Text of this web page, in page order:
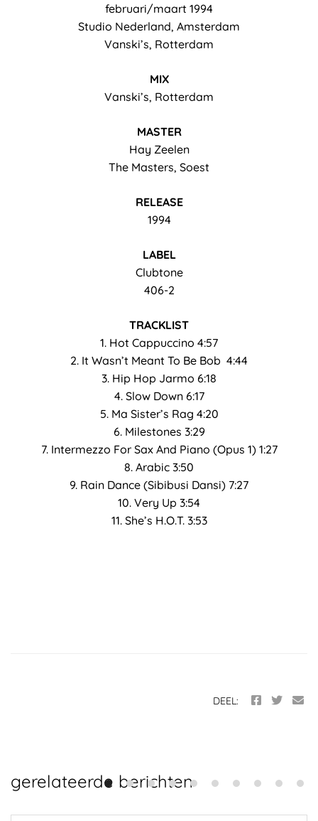
februari/maart 1994
Studio Nederland, Amsterdam
Vanski’s, Rotterdam
MIX
Vanski’s, Rotterdam
MASTER
Hay Zeelen
The Masters, Soest
RELEASE
1994
LABEL
Clubtone
406-2
TRACKLIST
1. Hot Cappuccino 4:57
2. It Wasn’t Meant To Be Bob 4:44
3. Hip Hop Jarmo 6:18
4. Slow Down 6:17
5. Ma Sister’s Rag 4:20
6. Milestones 3:29
7. Intermezzo For Sax And Piano (Opus 1) 1:27
8. Arabic 3:50
9. Rain Dance (Sibibusi Dansi) 7:27
10. Very Up 3:54
11. She’s H.O.T. 3:53
DEEL:
gerelateerde berichten